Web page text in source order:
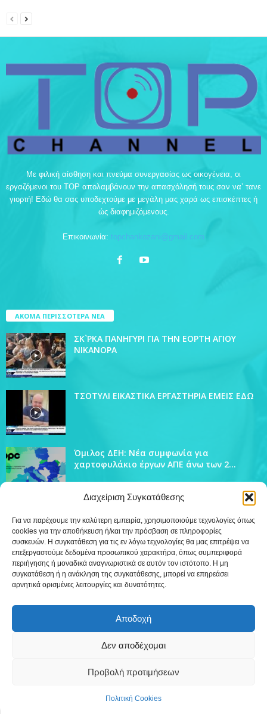
Διαχείριση Συγκατάθεσης
Για να παρέχουμε την καλύτερη εμπειρία, χρησιμοποιούμε τεχνολογίες όπως
cookies για την αποθήκευση ή/και την πρόσβαση σε πληροφορίες
συσκευών. Η συγκατάθεση για τις εν λόγω τεχνολογίες θα μας επιτρέψει να
επεξεργαστούμε δεδομένα προσωπικού χαρακτήρα, όπως συμπεριφορά
περιήγησης ή μοναδικά αναγνωριστικά σε αυτόν τον ιστότοπο. Η μη
συγκατάθεση ή η ανάκληση της συγκατάθεσης, μπορεί να επηρεάσει
αρνητικά ορισμένες λειτουργίες και δυνατότητες.
Αποδοχή
Δεν αποδέχομαι
Προβολή προτιμήσεων
Πολιτική Cookies
Με φιλική αίσθηση και πνεύμα συνεργασίας ως οικογένεια, οι
εργαζόμενοι του TOP απολαμβάνουν την απασχόλησή τους σαν να’ τανε
γιορτή! Εδώ θα σας υποδεχτούμε με μεγάλη μας χαρά ως επισκέπτες ή
ώς διαφημιζόμενους.
Επικοινωνία: topchankozani@gmail.com
ΑΚΟΜΑ ΠΕΡΙΣΣΟΤΕΡΑ ΝΕΑ
ΣΚ`ΡΚΑ ΠΑΝΗΓΥΡΙ ΓΙΑ ΤΗΝ ΕΟΡΤΗ ΑΓΙΟΥ
ΝΙΚΑΝΟΡΑ
ΤΣΟΤΥΛΙ ΕΙΚΑΣΤΙΚΑ ΕΡΓΑΣΤΗΡΙΑ ΕΜΕΙΣ ΕΔΩ
Όμιλος ΔΕΗ: Νέα συμφωνία για
χαρτοφυλάκιο έργων ΑΠΕ άνω των 2...
ΔΗΜΟΦΙΛΗ ΚΑΤΗΓΟΡΙΑ
Ειδήσεις
Εκπομπές
Τοπικά
Συνεντεύξεις 12
Δημιουργία WebTerior.gr